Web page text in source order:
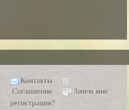
Контакты
Соглашение
Зачем мне
регистрация?